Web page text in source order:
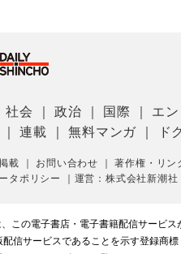
社会 ｜政治 国際 エン
｜連載 ｜無料マンガ ド
載 お問い合わせ ｜著作権・リン
タポリシー 運営：株式会社新潮社
この電子書店・電子書籍配信サービ
配信サービスであることを示す登録商